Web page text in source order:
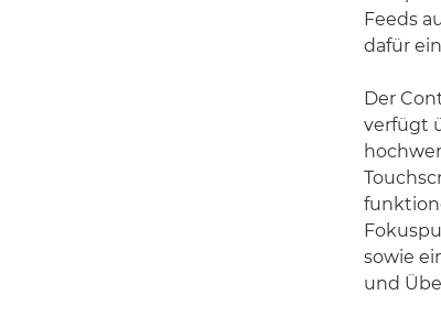
Feeds
dafür
Der
verfügt
sowie
und